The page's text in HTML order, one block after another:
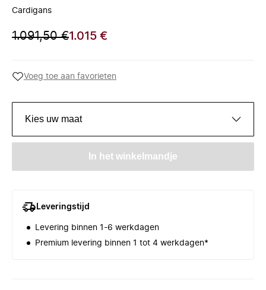
Cardigans
1.091,50 €1.015 €
Voeg toe aan favorieten
Kies uw maat
In het winkelmandje
Leveringstijd
Levering binnen 1-6 werkdagen
Premium levering binnen 1 tot 4 werkdagen*